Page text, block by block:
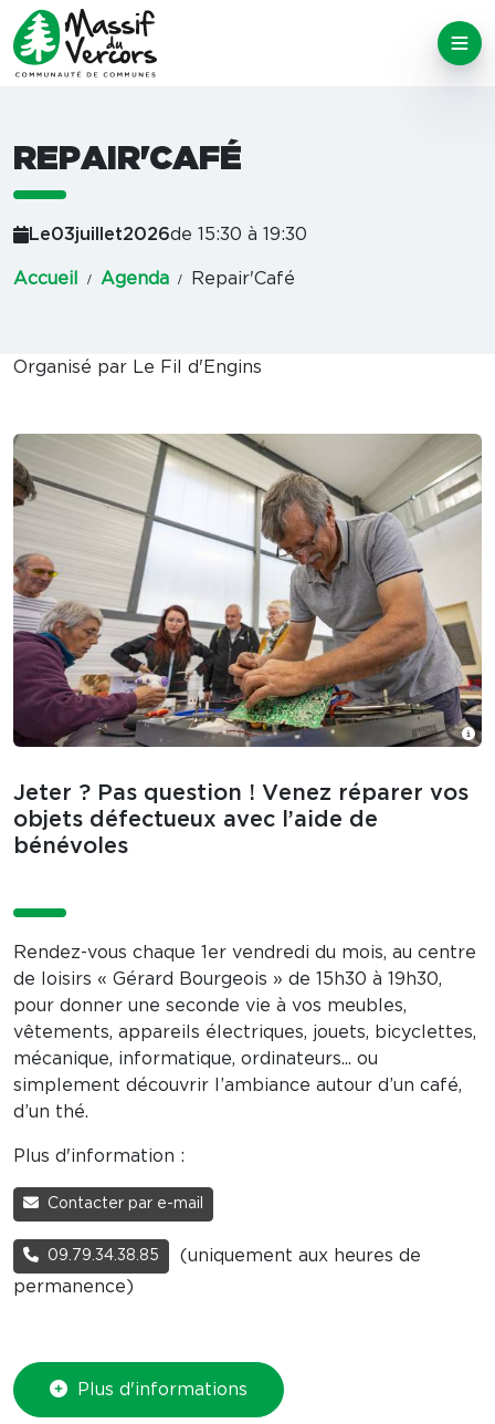
REPAIR'CAFÉ
Le03juillet2026de 15:30 à 19:30
Accueil Agenda Repair'Café
Organisé par Le Fil d'Engins
Jeter ? Pas question ! Venez réparer vos
objets défectueux avec l’aide de
bénévoles
Rendez-vous chaque 1er vendredi du mois, au centre
de loisirs « Gérard Bourgeois » de 15h30 à 19h30,
pour donner une seconde vie à vos meubles,
vêtements, appareils électriques, jouets, bicyclettes,
mécanique, informatique, ordinateurs... ou
simplement découvrir l’ambiance autour d’un café,
d’un thé.
Plus d'information :
Contacter par e-mail
09.79.34.38.85
(uniquement aux heures de
permanence)
Plus d'informations